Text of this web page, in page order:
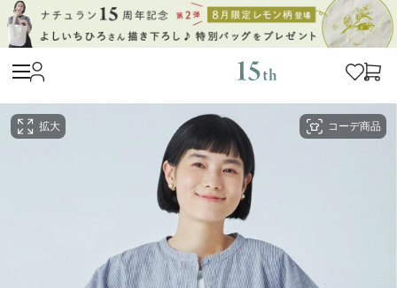
コーデ商品
拡大